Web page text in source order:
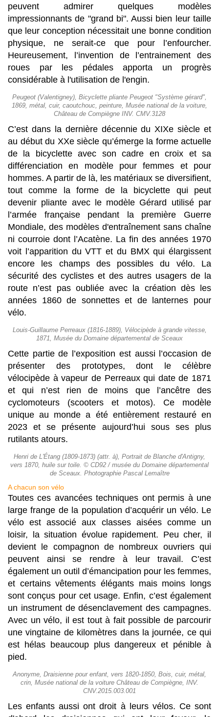
peuvent admirer quelques modèles
impressionnants de "grand bi". Aussi bien leur taille
que leur conception nécessitait une bonne condition
physique, ne serait-ce que pour l’enfourcher.
Heureusement, l’invention de l’entrainement des
roues par les pédales apporta un progrès
considérable à l'utilisation de l'engin.
Peugeot (Valentigney), Bicyclette pliante Peugeot "Système gérard",
1869, métal, cuir, caoutchouc, peinture, Musée national de la voiture,
Château de Compiègne INV. CMV.3128
C’est dans la dernière décennie du XIXe siècle et
au début du XXe siècle qu’émerge la forme actuelle
de la bicyclette avec son cadre en croix et sa
différenciation en modèle pour femmes et pour
hommes. A partir de là, les matériaux se diversifient,
tout comme la forme de la bicyclette qui peut
devenir pliante avec le modèle Gérard utilisé par
l’armée française pendant la première Guerre
Mondiale, des modèles d'entraînement sans chaîne
ni courroie dont l’Acatène. La fin des années 1970
voit l’apparition du VTT et du BMX qui élargissent
encore les champs des possibles du vélo. La
sécurité des cyclistes et des autres usagers de la
route n’est pas oubliée avec la création dès les
années 1860 de sonnettes et de lanternes pour
vélo.
Louis-Guillaume Perreaux (1816-1889), Vélocipède à grande vitesse,
1871, Musée du Domaine départemental de Sceaux
Cette partie de l’exposition est aussi l’occasion de
présenter des prototypes, dont le célèbre
vélocipède à vapeur de Perreaux qui date de 1871
et qui n’est rien de moins que l’ancêtre des
cyclomoteurs (scooters et motos). Ce modèle
unique au monde a été entièrement restauré en
2023 et se présente aujourd’hui sous ses plus
rutilants atours.
Henri de L'Étang (1809-1873) (attr. à), Portrait de Blanche d'Antigny,
vers 1870, huile sur toile. © CD92 / musée du Domaine départemental
de Sceaux. Photographie Pascal Lemaître
A chacun son vélo
Toutes ces avancées techniques ont permis à une
large frange de la population d’acquérir un vélo. Le
vélo est associé aux classes aisées comme un
loisir, la situation évolue rapidement. Peu cher, il
devient le compagnon de nombreux ouvriers qui
peuvent ainsi se rendre à leur travail. C’est
également un outil d’émancipation pour les femmes,
et certains vêtements élégants mais moins longs
sont conçus pour cet usage. Enfin, c’est également
un instrument de désenclavement des campagnes.
Avec un vélo, il est tout à fait possible de parcourir
une vingtaine de kilomètres dans la journée, ce qui
est hélas beaucoup plus dangereux et pénible à
pied.
Anonyme, Draisienne pour enfant, vers 1820-1850, Bois, cuir, métal,
crin, Musée national de la voiture Château de Compiègne, INV.
CNV.2015.003.001
Les enfants aussi ont droit à leurs vélos. Ce sont